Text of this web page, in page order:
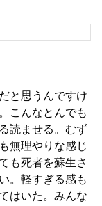
と思うんですけ
こんなとんでも
読ませる。むず
無理やりな感じ
も死者を蘇生さ
。軽すぎる感も
はいた。みんな